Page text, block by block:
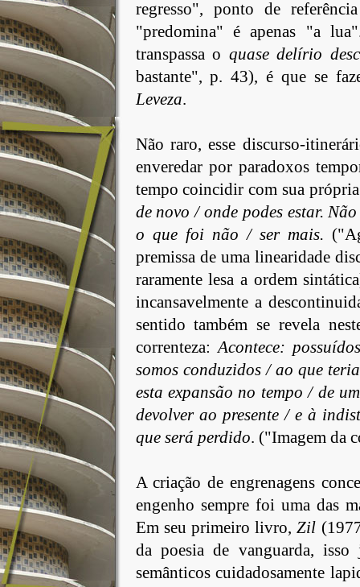
regresso", ponto de
"predomina" é apenas "a
transpassa o quasedelírio
bastante", p. 43), é que se
Leveza.
Não raro, esse discurso-
enveredar por paradoxos
tempo coincidir com sua
de novo / onde podes estar.
o que foi não / ser mais.
premissa de uma linearidade
raramente lesa a ordem
incansavelmente a
sentido também se revela
correnteza:Acontece:
somos conduzidos / ao que
esta expansão no tempo / de
devolver ao presente / e à
que será perdido. ("Imagem da
A criação de engrenagens
engenho sempre foi uma das
Em seu primeiro livro,Zil
da poesia de vanguarda,
semânticos cuidadosamente